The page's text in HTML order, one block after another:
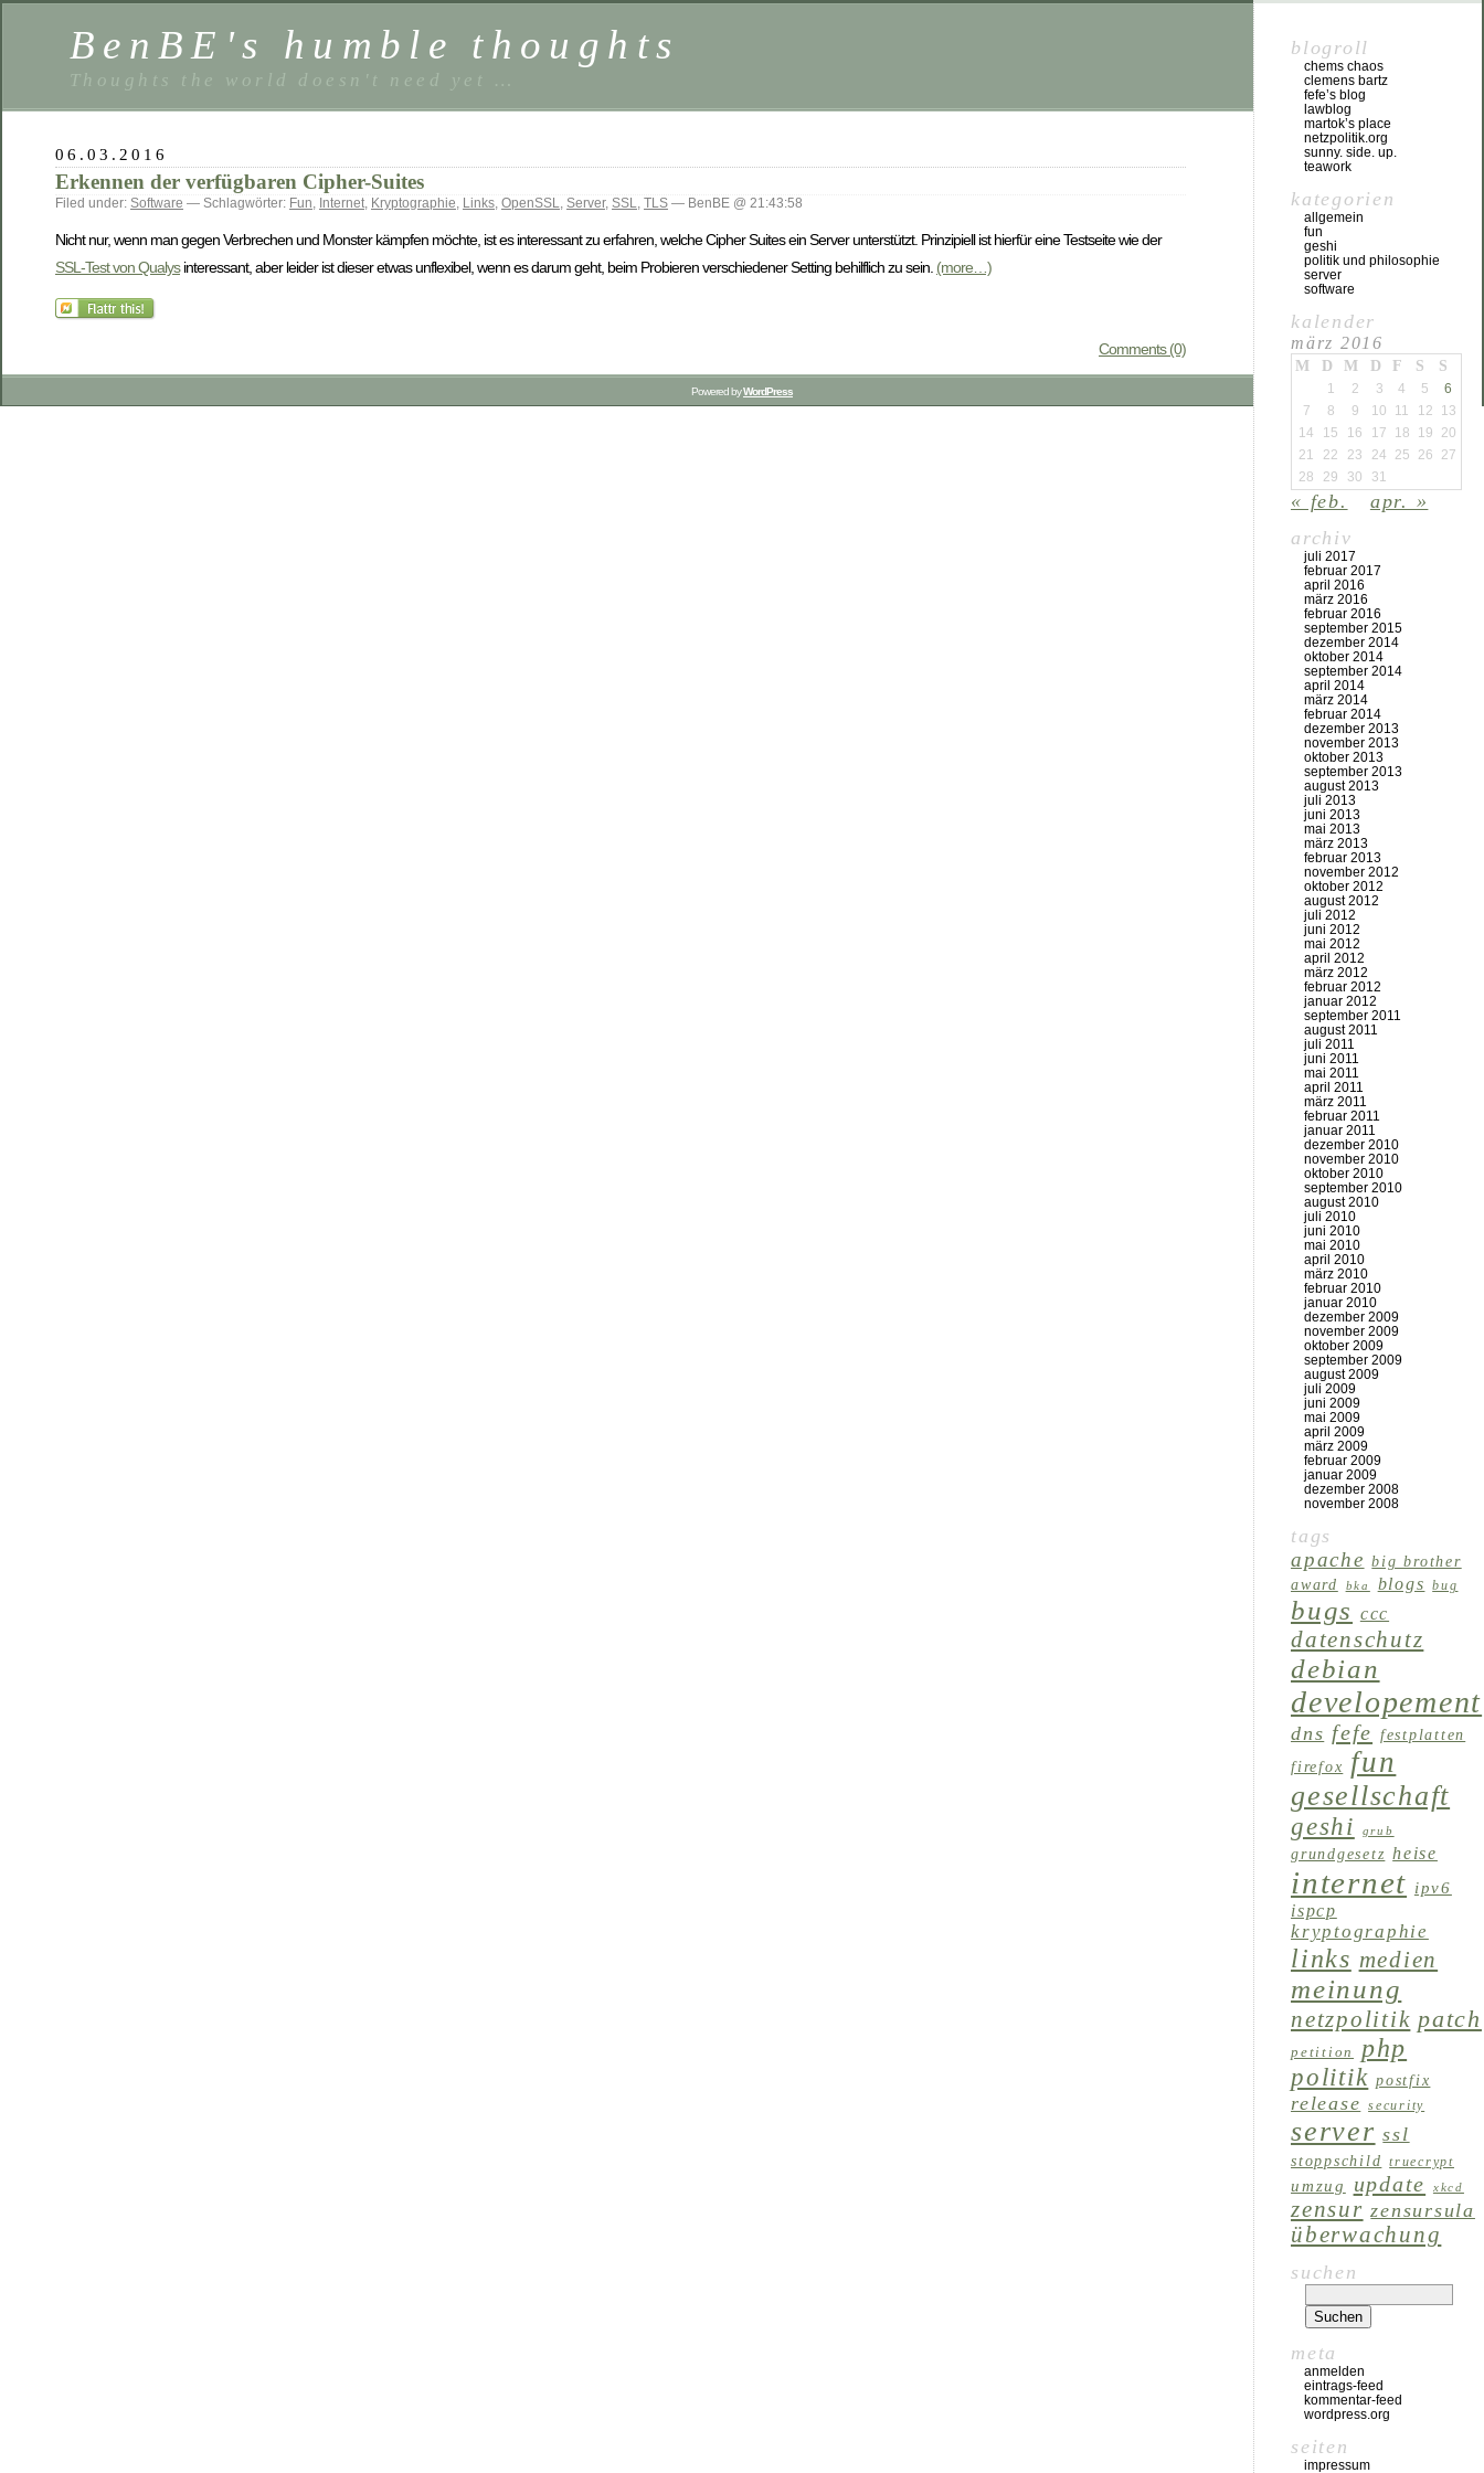
BenBE's humble thoughts
Thoughts the world doesn't need yet …
06.03.2016
Erkennen der verfügbaren Cipher-Suites
Filed under: Software — Schlagwörter: Fun, Internet, Kryptographie, Links, OpenSSL, Server, SSL, TLS — BenBE @ 21:43:58
Nicht nur, wenn man gegen Verbrechen und Monster kämpfen möchte, ist es interessant zu erfahren, welche Cipher Suites ein Server unterstützt. Prinzipiell ist hierfür eine Testseite wie der
SSL-Test von Qualysinteressant, aber leider ist dieser etwas unflexibel, wenn es darum geht, beim Probieren verschiedener Setting behilflich zu sein. (more…)
Comments (0)
blogroll
chems chaos
clemens bartz
fefe’s blog
lawblog
martok’s place
netzpolitik.org
sunny. side. up.
teawork
kategorien
allgemein
fun
geshi
politik und philosophie
server
software
kalender
märz 2016
M D M D F S S
1 2 3 4 5
6
7
8 9 10 11 12
13
14
15 16 17 18 19
20
21
22 23 24 25 26
27
28
29 30 31
« feb.
apr. »
archiv
juli 2017
februar 2017
april 2016
märz 2016
februar 2016
september 2015
dezember 2014
oktober 2014
september 2014
april 2014
märz 2014
februar 2014
dezember 2013
november 2013
oktober 2013
september 2013
august 2013
juli 2013
juni 2013
mai 2013
märz 2013
februar 2013
november 2012
oktober 2012
august 2012
juli 2012
juni 2012
mai 2012
april 2012
märz 2012
februar 2012
januar 2012
september 2011
august 2011
juli 2011
juni 2011
mai 2011
april 2011
märz 2011
februar 2011
januar 2011
dezember 2010
november 2010
oktober 2010
september 2010
august 2010
juli 2010
juni 2010
mai 2010
april 2010
märz 2010
februar 2010
januar 2010
dezember 2009
november 2009
oktober 2009
september 2009
august 2009
juli 2009
juni 2009
mai 2009
april 2009
märz 2009
februar 2009
januar 2009
dezember 2008
november 2008
tags
apache big brother
award
bka blogs bug
bugs ccc
datenschutz
debian
developement
dns fefe festplatten
firefox fun
gesellschaft
geshi grub
grundgesetz heise
internet ipv6
ispcp
kryptographie
links medien
meinung
netzpolitik patch
petition php
politik postfix
release security
server ssl
stoppschild truecrypt
umzug update xkcd
zensur zensursula
überwachung
suchen
meta
anmelden
eintrags-feed
kommentar-feed
wordpress.org
seiten
impressum
Powered byWordPress